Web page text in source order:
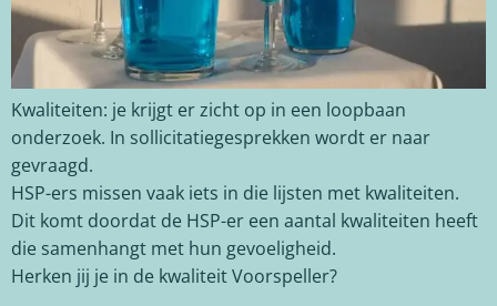
Kwaliteiten: je krijgt er zicht op in een loopbaan
onderzoek. In sollicitatiegesprekken wordt er naar
gevraagd.
HSP-ers missen vaak iets in die lijsten met kwaliteiten.
Dit komt doordat de HSP-er een aantal kwaliteiten heeft
die samenhangt met hun gevoeligheid.
Herken jij je in de kwaliteit Voorspeller?